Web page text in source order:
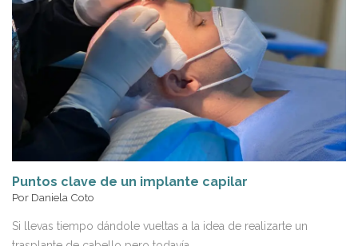
Puntos clave de un implante capilar
Por Daniela Coto
Si llevas tiempo dándole vueltas a la idea de realizarte un